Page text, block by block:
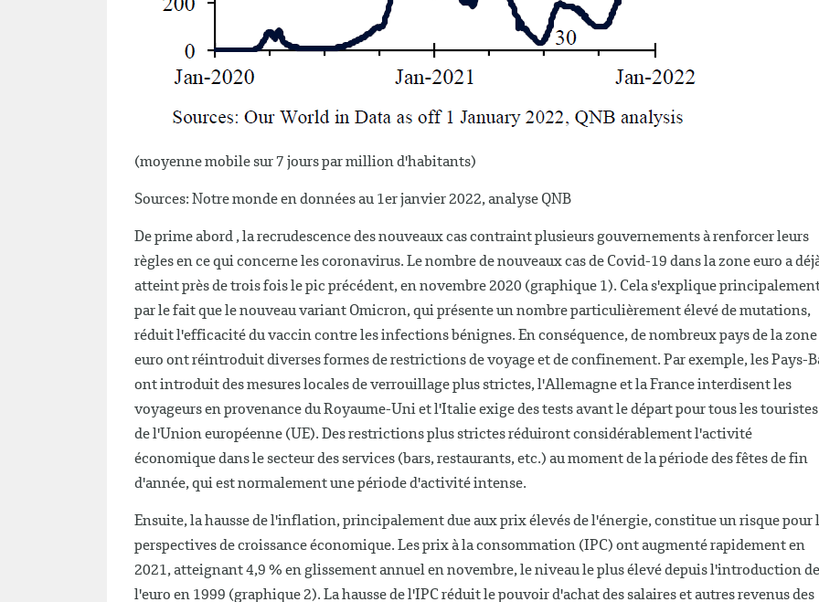
(moyenne mobile sur 7 jours par million d'habitants)
Sources: Notre monde en données au 1er janvier 2022, analyse QNB
De prime abord , la recrudescence des nouveaux cas contraint plusieurs gouvernements à renforcer leurs
règles en ce qui concerne les coronavirus. Le nombre de nouveaux cas de Covid-19 dans la zone euro a
atteint près de trois fois le pic précédent, en novembre 2020 (graphique 1). Cela s'explique
par le fait que le nouveau variant Omicron, qui présente un nombre particulièrement élevé de mutations,
réduit l'efficacité du vaccin contre les infections bénignes. En conséquence, de nombreux pays de la zone
euro ont réintroduit diverses formes de restrictions de voyage et de confinement. Par exemple, les Pays-
ont introduit des mesures locales de verrouillage plus strictes, l'Allemagne et la France interdisent les
voyageurs en provenance du Royaume-Uni et l'Italie exige des tests avant le départ pour tous les touristes
de l'Union européenne (UE). Des restrictions plus strictes réduiront considérablement l'activité
économique dans le secteur des services (bars, restaurants, etc.) au moment de la période des fêtes de fin
d'année, qui est normalement une période d'activité intense.
Ensuite, la hausse de l'inflation, principalement due aux prix élevés de l'énergie, constitue un risque pour
perspectives de croissance économique. Les prix à la consommation (IPC) ont augmenté rapidement en
2021, atteignant 4,9 % en glissement annuel en novembre, le niveau le plus élevé depuis l'introduction de
l'euro en 1999 (graphique 2). La hausse de l'IPC réduit le pouvoir d'achat des salaires et autres revenus des